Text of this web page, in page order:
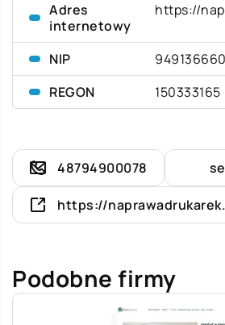
Adres
internetowy
https://
NIP
REGON
150333165
48794900078
https://
Podobne firmy